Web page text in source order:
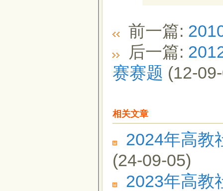
前一篇:
后一篇:
赛赛题 (12-
相关文章
2024年高教
(24-09-05)
2023年高教